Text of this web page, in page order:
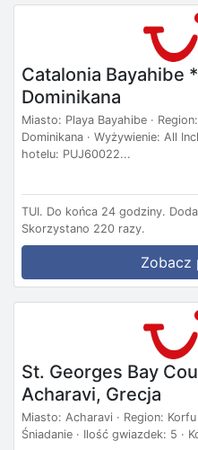
Catalonia Bayahibe
Dominikana
Miasto: Playa Bayahibe ·
Dominikana · Wyżywienie: All
hotelu: PUJ60022...
TUI. Do końca 24 godziny.
Skorzystano 220 razy.
Zobacz
St. Georges Bay
Acharavi, Grecja
Miasto: Acharavi · Region:
Śniadanie · Ilość gwiazdek: 5 ·